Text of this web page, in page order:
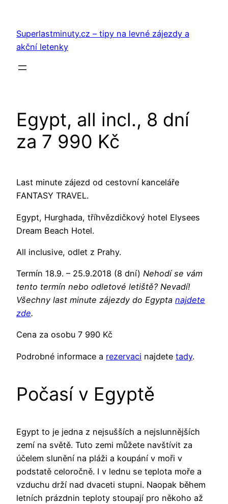
obsah
Superlastminuty.cz – tipy na levné zájezdy a
akční letenky
Egypt, all incl., 8 dní
za 7 990 Kč
Last minute zájezd od cestovní kanceláře
FANTASY TRAVEL.
Egypt, Hurghada, tříhvězdičkový hotel Elysees
Dream Beach Hotel.
All inclusive, odlet z Prahy.
Termín 18.9. – 25.9.2018 (8 dní) Nehodí se vám
tento termín nebo odletové letiště? Nevadí!
Všechny last minute zájezdy do Egypta najdete
zde.
Cena za osobu 7 990 Kč
Podrobné informace a rezervaci najdete tady.
Počasí v Egyptě
Egypt to je jedna z nejsušších a nejslunnějších
zemí na světě. Tuto zemi můžete navštívit za
účelem slunění na pláži a koupání v moři v
podstatě celoročně. I v lednu se teplota moře a
vzduchu drží nad dvaceti stupni. Naopak během
letních prázdnin teploty stoupají pro někoho až